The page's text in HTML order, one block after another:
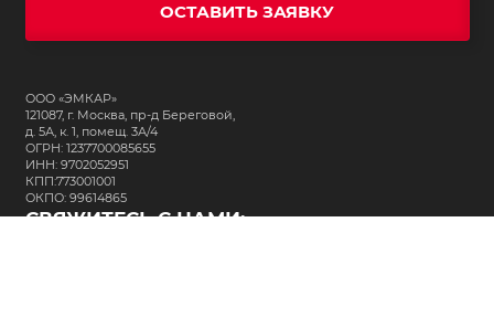
ОСТАВИТЬ ЗАЯВКУ
ООО «ЭМКАР»
121087, г. Москва, пр-д Береговой,
д. 5А, к. 1, помещ. 3А/4
ОГРН: 1237700085655
ИНН: 9702052951
КПП:773001001
ОКПО: 99614865
СВЯЖИТЕСЬ С НАМИ: